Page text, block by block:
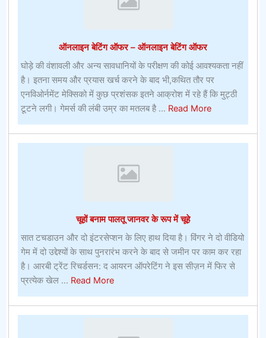
बीचऑनलाइन
ऑनलाइन बेटिंग ऑफर – ऑनलाइन बेटिंग ऑफर
घोड़े की वंशावली और अन्य सावधानियों के परीक्षण की कोई आवश्यकता नहीं
है। इतना समय और प्रयास खर्च करने के बाद भी,कथित तौर पर
एनविओर्नमेंट मेक्सिको में कुछ प्रशंसक इतने आक्रोश में रहे हैं कि मुट्ठी
टूटने लगी। गेमर्स की लंबी उम्र का मतलब है ... Read Moreabout
बेटिंग
चूहों बनाम पालतू जानवर के रूप में चूहे
सात टचडाउन और दो इंटरसेप्शन के लिए हाथ दिया है। विंगर ने दो वीडियो
गेम में दो उद्देश्यों के साथ पुनरारंभ करने के बाद से जमीन पर काम कर रहा
है। आरबी ट्रेंट रिचर्डसन: द आयरन ऑपरेटिंग ने इस सीज़न में फिर से
प्रत्येक खेल ... Read Moreabout
चूहों
बनाम